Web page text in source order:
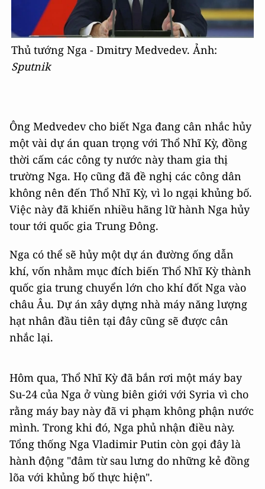
Thủ tướng Nga - Dmitry Medvedev. Ảnh:
Sputnik
Ông Medvedev cho biết Nga đang cân nhắc hủy
một vài dự án quan trọng với Thổ Nhĩ Kỳ, đồng
thời cấm các công ty nước này tham gia thị
trường Nga. Họ cũng đã đề nghị các công dân
không nên đến Thổ Nhĩ Kỳ, vì lo ngại khủng bố.
Việc này đã khiến nhiều hãng lữ hành Nga hủy
tour tới quốc gia Trung Đông.
Nga có thể sẽ hủy một dự án đường ống dẫn
khí, vốn nhằm mục đích biến Thổ Nhĩ Kỳ thành
quốc gia trung chuyển lớn cho khí đốt Nga vào
châu Âu. Dự án xây dựng nhà máy năng lượng
hạt nhân đầu tiên tại đây cũng sẽ được cân
nhắc lại.
Hôm qua, Thổ Nhĩ Kỳ đã bắn rơi một máy bay
Su-24 của Nga ở vùng biên giới với Syria vì cho
rằng máy bay này đã vi phạm không phận nước
mình. Trong khi đó, Nga phủ nhận điều này.
Tổng thống Nga Vladimir Putin còn gọi đây là
hành động "đâm từ sau lưng do những kẻ đồng
lõa với khủng bố thực hiện".